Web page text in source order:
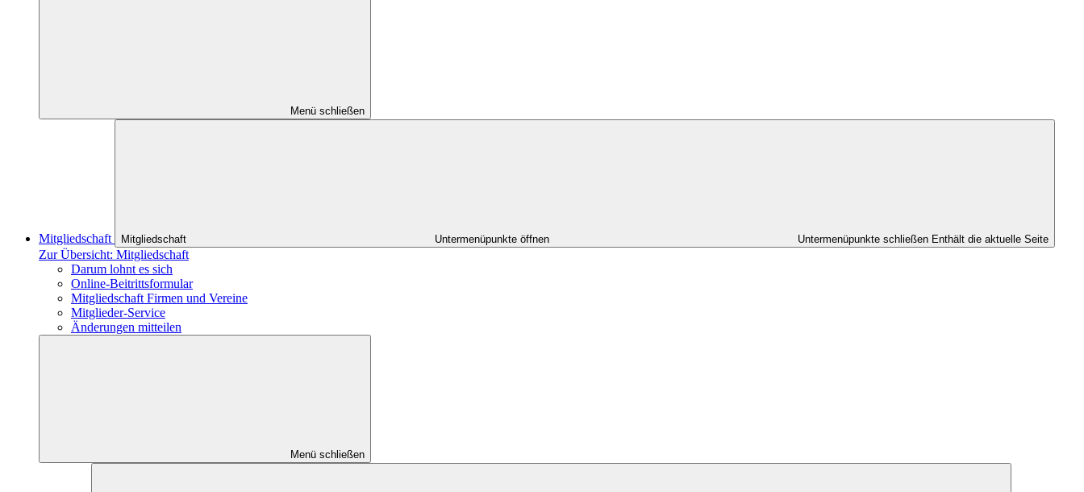
Menü schließen
Mitgliedschaft Mitgliedschaft Untermenüpunkte öffnen Untermenüpunkte schließen Enthält die aktuelle Seite
Zur Übersicht: Mitgliedschaft
Darum lohnt es sich
Online-Beitrittsformular
Mitgliedschaft Firmen und Vereine
Mitglieder-Service
Änderungen mitteilen
Menü schließen